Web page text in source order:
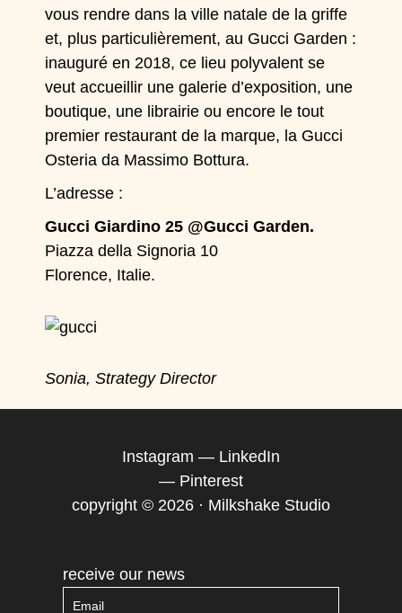
vous rendre dans la ville natale de la griffe
et, plus particulièrement, au Gucci Garden :
inauguré en 2018, ce lieu polyvalent se
veut accueillir une galerie d’exposition, une
boutique, une librairie ou encore le tout
premier restaurant de la marque, la Gucci
Osteria da Massimo Bottura.
L’adresse :
Gucci Giardino 25 @Gucci Garden.
Piazza della Signoria 10
Florence, Italie.
Sonia, Strategy Director
Instagram — LinkedIn
— Pinterest
copyright © 2026 · Milkshake Studio
receive our news